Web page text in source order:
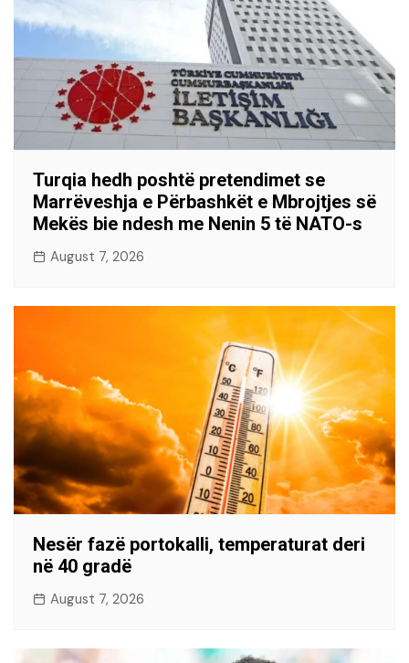
Turqia hedh poshtë pretendimet se
Marrëveshja e Përbashkët e Mbrojtjes së
Mekës bie ndesh me Nenin 5 të NATO-s
August 7, 2026
Nesër fazë portokalli, temperaturat deri
në 40 gradë
August 7, 2026